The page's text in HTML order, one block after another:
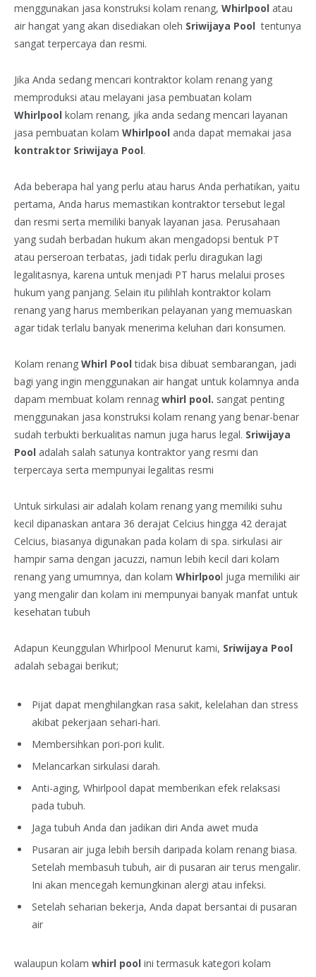
menggunakan jasa konstruksi kolam renang, Whirlpool atau
air hangat yang akan disediakan oleh Sriwijaya Pool tentunya
sangat terpercaya dan resmi.
Jika Anda sedang mencari kontraktor kolam renang yang
memproduksi atau melayani jasa pembuatan kolam
Whirlpool kolam renang, jika anda sedang mencari layanan
jasa pembuatan kolam Whirlpool anda dapat memakai jasa
kontraktor Sriwijaya Pool.
Ada beberapa hal yang perlu atau harus Anda perhatikan, yaitu
pertama, Anda harus memastikan kontraktor tersebut legal
dan resmi serta memiliki banyak layanan jasa. Perusahaan
yang sudah berbadan hukum akan mengadopsi bentuk PT
atau perseroan terbatas, jadi tidak perlu diragukan lagi
legalitasnya, karena untuk menjadi PT harus melalui proses
hukum yang panjang. Selain itu pilihlah kontraktor kolam
renang yang harus memberikan pelayanan yang memuaskan
agar tidak terlalu banyak menerima keluhan dari konsumen.
Kolam renang Whirl Pooltidak bisa dibuat sembarangan, jadi
bagi yang ingin menggunakan air hangat untuk kolamnya anda
dapam membuat kolam rennag whirl pool. sangat penting
menggunakan jasa konstruksi kolam renang yang benar-benar
sudah terbukti berkualitas namun juga harus legal. Sriwijaya
Pool adalah salah satunya kontraktor yang resmi dan
terpercaya serta mempunyai legalitas resmi
Untuk sirkulasi air adalah kolam renang yang memiliki suhu
kecil dipanaskan antara 36 derajat Celcius hingga 42 derajat
Celcius, biasanya digunakan pada kolam di spa. sirkulasi air
hampir sama dengan jacuzzi, namun lebih kecil dari kolam
renang yang umumnya, dan kolam Whirlpool juga memiliki air
yang mengalir dan kolam ini mempunyai banyak manfat untuk
kesehatan tubuh
Adapun Keunggulan Whirlpool Menurut kami, Sriwijaya Pool
adalah sebagai berikut;
Pijat dapat menghilangkan rasa sakit, kelelahan dan stress
akibat pekerjaan sehari-hari.
Membersihkan pori-pori kulit.
Melancarkan sirkulasi darah.
Anti-aging, Whirlpool dapat memberikan efek relaksasi
pada tubuh.
Jaga tubuh Anda dan jadikan diri Anda awet muda
Pusaran air juga lebih bersih daripada kolam renang biasa.
Setelah membasuh tubuh, air di pusaran air terus mengalir.
Ini akan mencegah kemungkinan alergi atau infeksi.
Setelah seharian bekerja, Anda dapat bersantai di pusaran
air
walaupun kolam whirl pool ini termasuk kategori kolam